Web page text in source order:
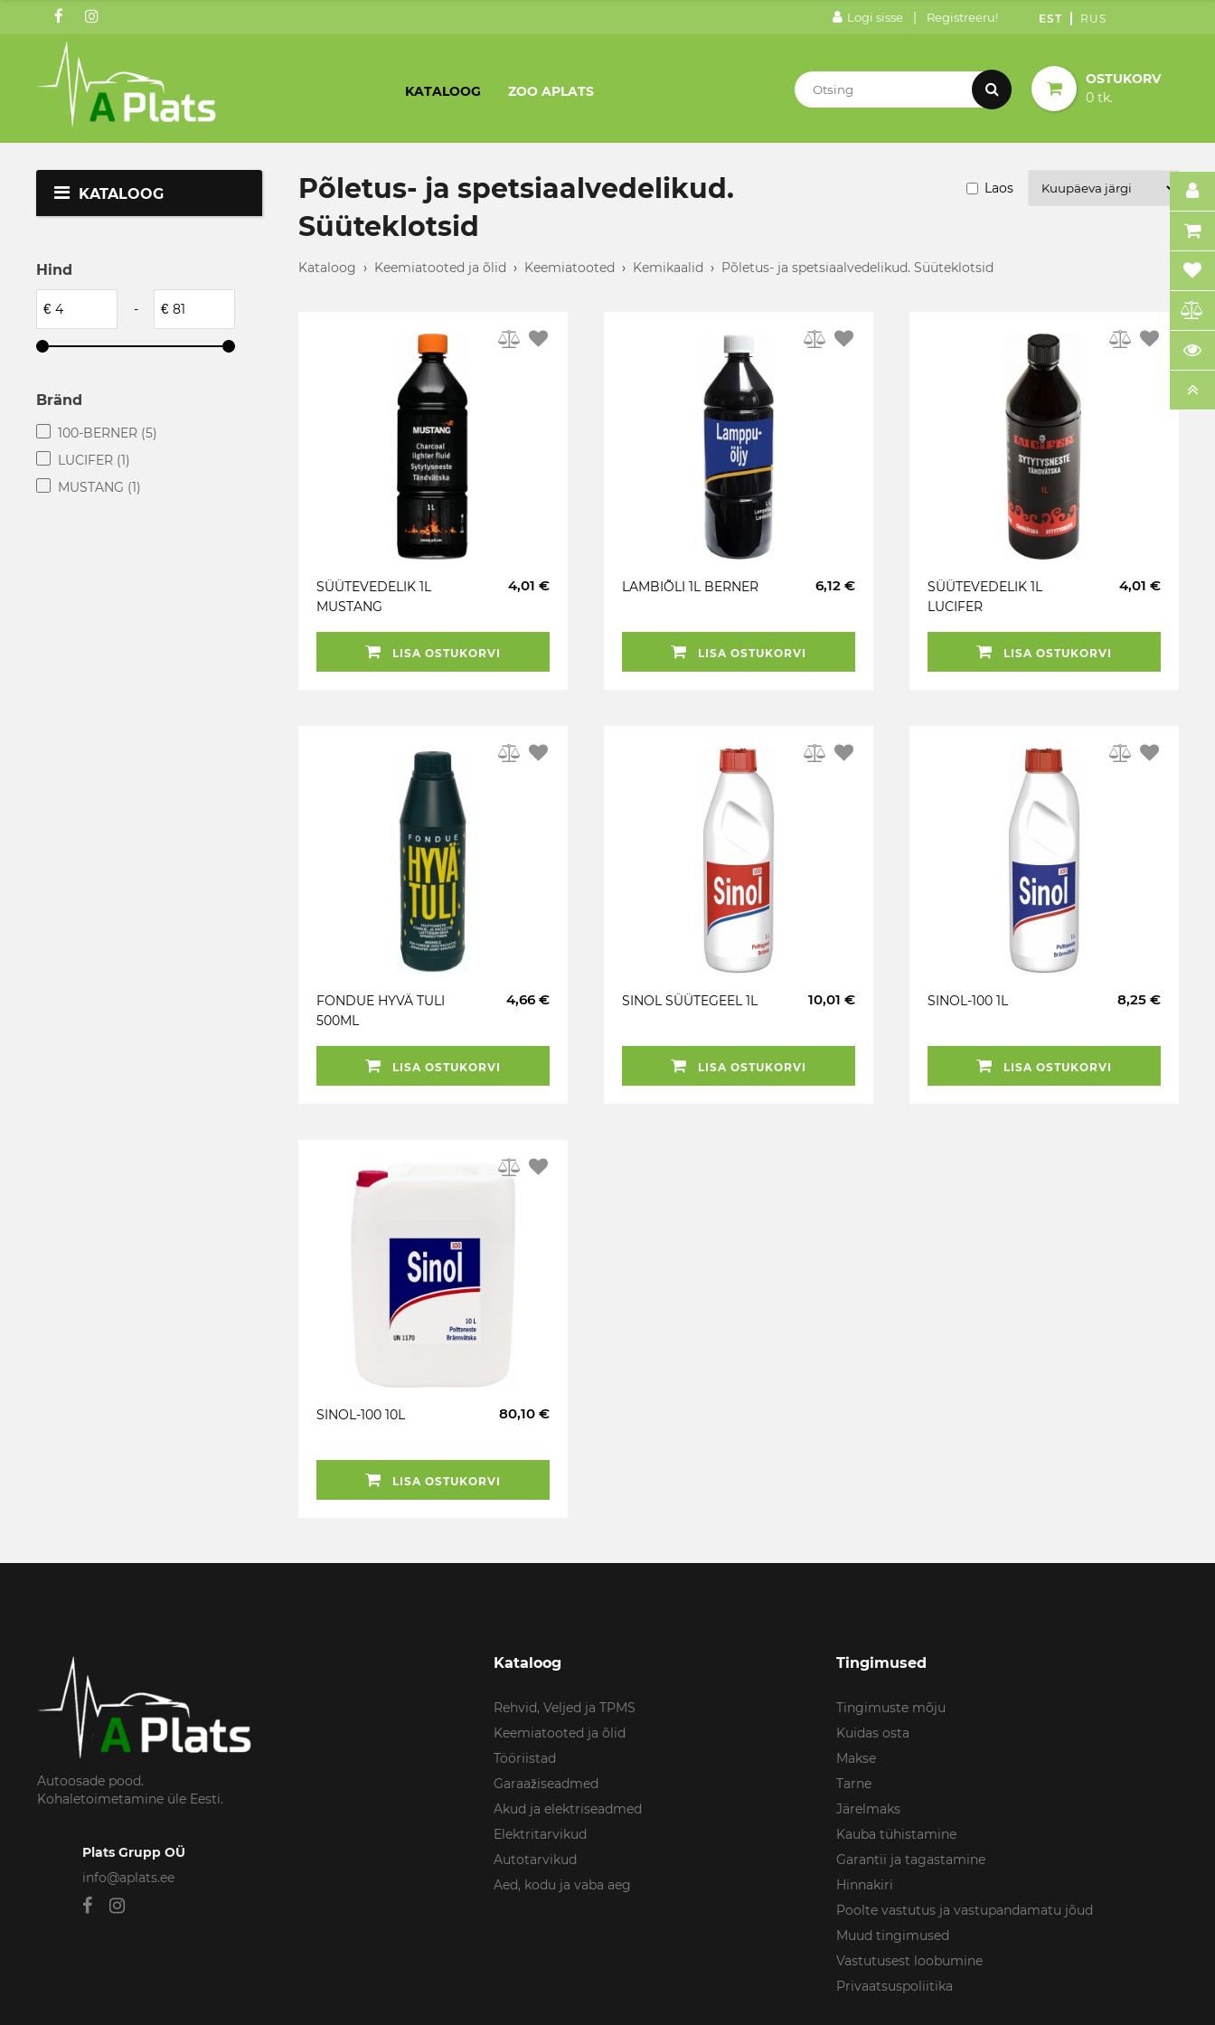
Logi sisse | Registreeru! EST RUS
KATALOOG ZOO APLATS
OSTUKORV
0 tk.
KATALOOG
Hind
€ - €
Bränd
100-BERNER (5)
LUCIFER (1)
MUSTANG (1)
Põletus- ja spetsiaalvedelikud.
Süüteklotsid
Kataloog › Keemiatooted ja õlid › Keemiatooted › Kemikaalid › Põletus- ja spetsiaalvedelikud. Süüteklotsid
Laos
SÜÜTEVEDELIK 1L
MUSTANG
4,01 €
LISA OSTUKORVI
LAMBIÕLI 1L BERNER 6,12 €
LISA OSTUKORVI
SÜÜTEVEDELIK 1L
LUCIFER
4,01 €
LISA OSTUKORVI
FONDUE HYVÄ TULI
500ML
4,66 €
LISA OSTUKORVI
SINOL SÜÜTEGEEL 1L 10,01 €
LISA OSTUKORVI
SINOL-100 1L 8,25 €
LISA OSTUKORVI
SINOL-100 10L 80,10 €
LISA OSTUKORVI
Autoosade pood.
Kohaletoimetamine üle Eesti.
Plats Grupp OÜ
info@aplats.ee
Kataloog
Rehvid, Veljed ja TPMS
Keemiatooted ja õlid
Tööriistad
Garaažiseadmed
Akud ja elektriseadmed
Elektritarvikud
Autotarvikud
Aed, kodu ja vaba aeg
Tingimused
Tingimuste mõju
Kuidas osta
Makse
Tarne
Järelmaks
Kauba tühistamine
Garantii ja tagastamine
Hinnakiri
Poolte vastutus ja vastupandamatu jõud
Muud tingimused
Vastutusest loobumine
Privaatsuspoliitika